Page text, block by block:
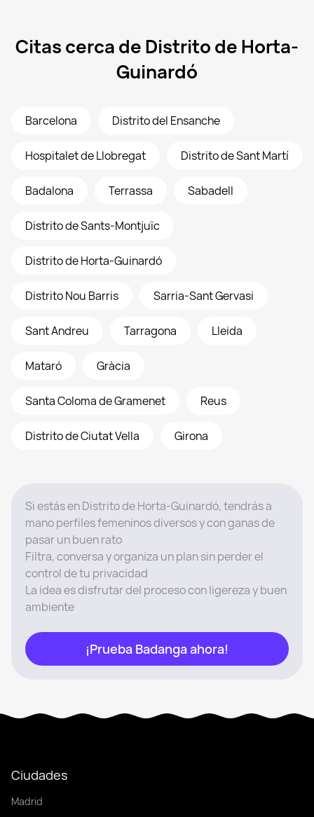
Citas cerca de Distrito de Horta-
Guinardó
Barcelona Distrito del Ensanche
Hospitalet de Llobregat Distrito de Sant Martí
Badalona Terrassa Sabadell
Distrito de Sants-Montjuïc
Distrito de Horta-Guinardó
Distrito Nou Barris Sarria-Sant Gervasi
Sant Andreu Tarragona Lleida
Mataró Gràcia
Santa Coloma de Gramenet Reus
Distrito de Ciutat Vella Girona
Si estás en Distrito de Horta-Guinardó, tendrás a
mano perfiles femeninos diversos y con ganas de
pasar un buen rato
Filtra, conversa y organiza un plan sin perder el
control de tu privacidad
La idea es disfrutar del proceso con ligereza y buen
ambiente
¡Prueba Badanga ahora!
Ciudades
Madrid